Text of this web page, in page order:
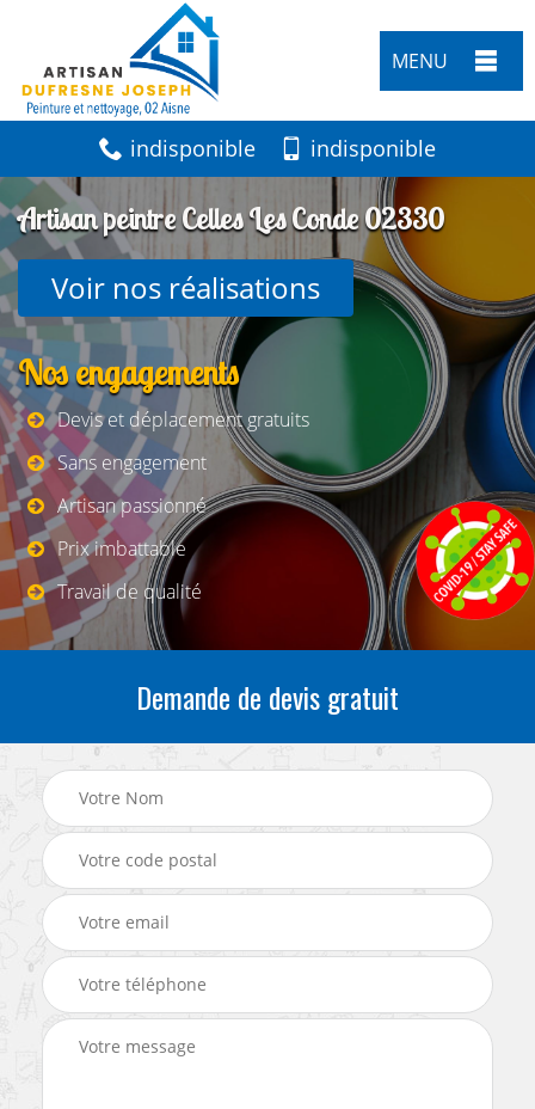
MENU
indisponible indisponible
Artisan peintre Celles Les Conde 02330
Voir nos réalisations
Nos engagements
Devis et déplacement gratuits
Sans engagement
Artisan passionné
Prix imbattable
Travail de qualité
Demande de devis gratuit